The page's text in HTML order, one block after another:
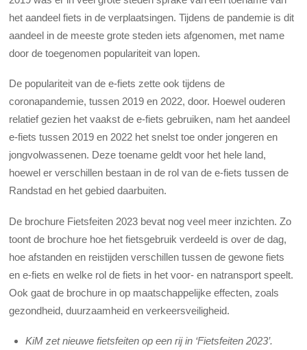
het aandeel fiets in de verplaatsingen. Tijdens de pandemie is dit
aandeel in de meeste grote steden iets afgenomen, met name
door de toegenomen populariteit van lopen.
De populariteit van de e-fiets zette ook tijdens de
coronapandemie, tussen 2019 en 2022, door. Hoewel ouderen
relatief gezien het vaakst de e-fiets gebruiken, nam het aandeel
e-fiets tussen 2019 en 2022 het snelst toe onder jongeren en
jongvolwassenen. Deze toename geldt voor het hele land,
hoewel er verschillen bestaan in de rol van de e-fiets tussen de
Randstad en het gebied daarbuiten.
De brochure Fietsfeiten 2023 bevat nog veel meer inzichten. Zo
toont de brochure hoe het fietsgebruik verdeeld is over de dag,
hoe afstanden en reistijden verschillen tussen de gewone fiets
en e-fiets en welke rol de fiets in het voor- en natransport speelt.
Ook gaat de brochure in op maatschappelijke effecten, zoals
gezondheid, duurzaamheid en verkeersveiligheid.
KiM zet nieuwe fietsfeiten op een rij in ‘Fietsfeiten 2023’.